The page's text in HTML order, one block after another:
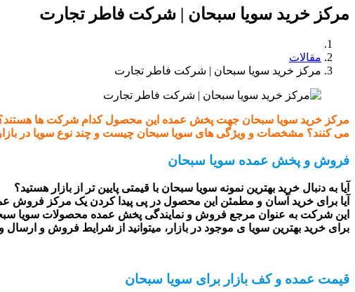
مرکز خرید سویا سبحان | شرکت فاطر تجارت
مقالات
مرکز خرید سویا سبحان | شرکت فاطر تجارت
مرکز خرید سویا سبحان جهت پخش عمده این محصول کدام شرکت ها
می کنند؟ مشخصات و ویژگی های سویا سبحان چیست و چند نوع سویا در
فروش و پخش عمده سویا سبحان
آیا به دنبال خرید بهترین نمونه سویا سبحان با قیمتی پایین تر از بازار هستید؟
آیا برای خرید آسان و مطمئن این محصول در پی پیدا کردن یک مرکز فروش
این شرکت به عنوان مرجع فروش و نمایندگی پخش عمده محصولات سویا
برای خرید بهترین سویا ی موجود در بازار، میتوانید از شرایط فروش و
قیمت عمده و کف بازار برای سویا سبحان